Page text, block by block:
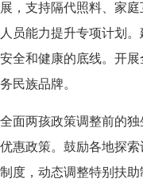
，支持隔代照料、家
员能力提升专项计划
全和健康的底线。开
民族品牌。
面两孩政策调整前的
惠政策。鼓励各地探索
度，动态调整特别扶